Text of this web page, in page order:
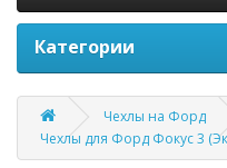
Категории
Чехлы на Форд
Чехлы для Форд Фокус 3